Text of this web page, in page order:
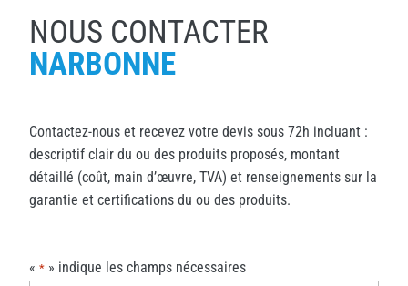
NOUS CONTACTER
NARBONNE
Contactez-nous et recevez votre devis sous 72h incluant :
descriptif clair du ou des produits proposés, montant
détaillé (coût, main d’œuvre, TVA) et renseignements sur la
garantie et certifications du ou des produits.
« * » indique les champs nécessaires